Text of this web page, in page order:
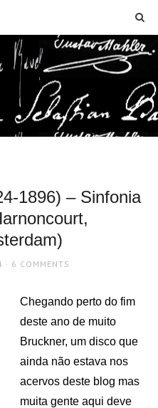
1896) – Sinfonia
6 COMMENTS
Chegando perto do fim
deste ano de muito
Bruckner, um disco que
ainda não estava nos
acervos deste blog mas
muita gente aqui deve